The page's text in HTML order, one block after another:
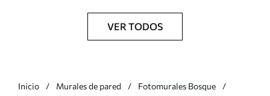
VER TODOS
Inicio Murales de pared
Fotomurales Bosque